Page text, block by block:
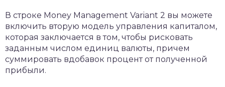
В строке Money Management Variant 2 вы можете
включить вторую модель управления капиталом,
которая заключается в том, чтобы рисковать
заданным числом единиц валюты, причем
суммировать вдобавок процент от полученной
прибыли.